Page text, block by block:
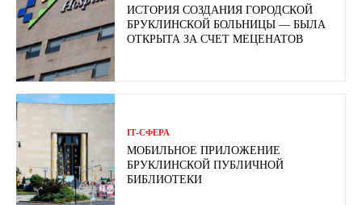
ИСТОРИЯ СОЗДАНИЯ ГОРОДСКОЙ
БРУКЛИНСКОЙ БОЛЬНИЦЫ — БЫЛА
ОТКРЫТА ЗА СЧЕТ МЕЦЕНАТОВ
ІТ-СФЕРА
МОБИЛЬНОЕ ПРИЛОЖЕНИЕ
БРУКЛИНСКОЙ ПУБЛИЧНОЙ
БИБЛИОТЕКИ